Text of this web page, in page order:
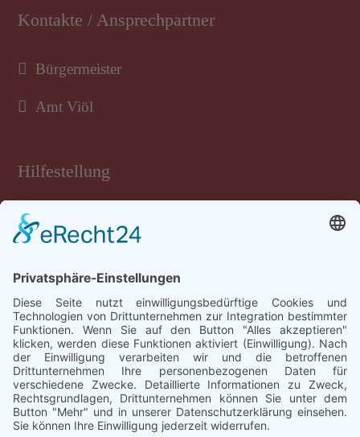
Kontakte / Ansprechpartner
Bürgermeister
Amt Viöl
Hilfestellung
Tastatur-Hilfen
Rechtliches
Impressum
Datenschutz